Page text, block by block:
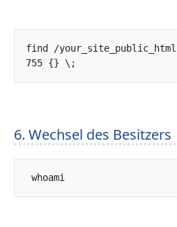
find /your_site_public_html
6. Wechsel des Besitzers